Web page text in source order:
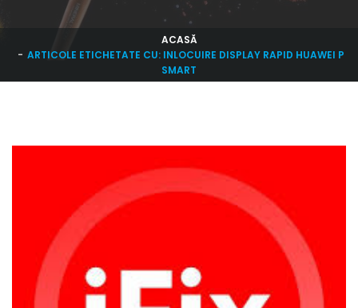
ACASĂ
ARTICOLE ETICHETATE CU: INLOCUIRE DISPLAY RAPID HUAWEI P
SMART